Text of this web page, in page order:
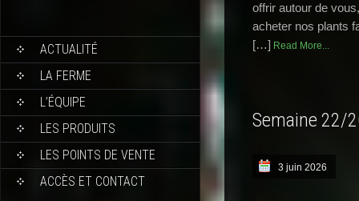
ACTUALITÉ
LA FERME
L’ÉQUIPE
LES PRODUITS
LES POINTS DE VENTE
ACCÈS ET CONTACT
offrir autour de
acheter nos plants
[…] Read More...
Semaine 22/
3 juin 2026